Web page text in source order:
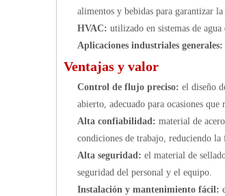
alimentos y bebidas para garantizar
HVAC: utilizado en sistemas de
Aplicaciones industriales generales:
Ventajas y valor
Control de flujo preciso: el diseño
abierto, adecuado para ocasiones
Alta confiabilidad: material de
condiciones de trabajo, reduciendo
Alta seguridad: el material de
seguridad del personal y el equipo.
Instalación y mantenimiento fácil: